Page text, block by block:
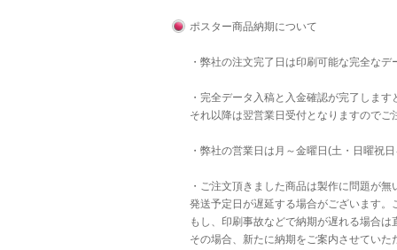
ポスター商品納期について
・弊社の注文完了日は印刷可能な完全な
・完全データ入稿と入金確認が完了しま
それ以降は翌営業日受付となりますのでご
・弊社の営業日は月～金曜日(土・日曜祝
・ご注文頂きました商品は製作に問題が
発送予定日が遅延する場合がございます
もし、印刷事故などで納期が遅れる場合
その場合、新たに納期をご案内させてい